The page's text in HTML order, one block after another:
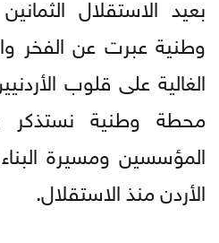
وطنية عبرت عن الفخر
الغالية على قلوب
محطة وطنية نستذكر
المؤسسين ومسيرة
الأردن منذ الاستقلال.